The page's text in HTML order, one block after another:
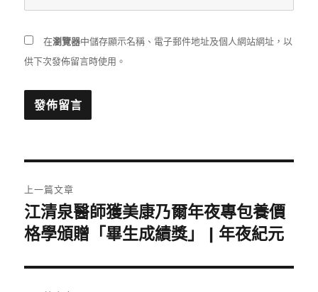
在瀏覽器中儲存顯示名稱、電子郵件地址及個人網站網址，以
供下次發佈留言時使用。
章
導
覽
上一篇文章
上
一
文
江清泉醫師獲美康乃爾年夜專包養價
格學頒贈「畢生成績獎」 | 年夜紀元